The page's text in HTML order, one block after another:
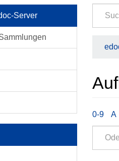
Server
0-9 A